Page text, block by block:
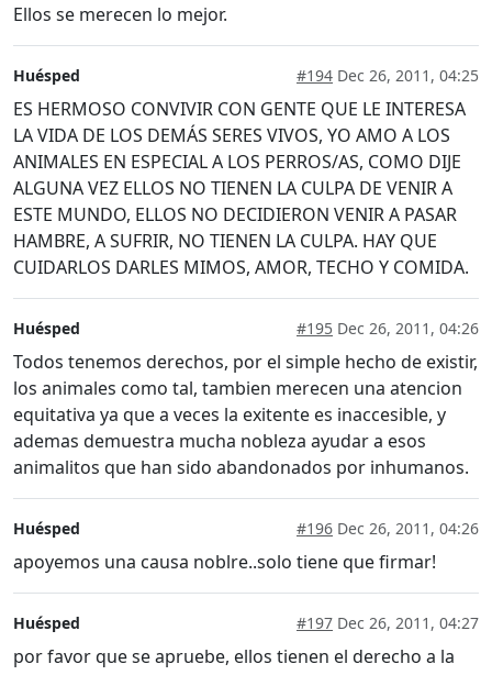
Ellos se merecen lo mejor.
Huésped #194 Dec 26, 2011, 04:25
ES HERMOSO CONVIVIR CON GENTE QUE LE INTERESA
LA VIDA DE LOS DEMÁS SERES VIVOS, YO AMO A LOS
ANIMALES EN ESPECIAL A LOS PERROS/AS, COMO DIJE
ALGUNA VEZ ELLOS NO TIENEN LA CULPA DE VENIR A
ESTE MUNDO, ELLOS NO DECIDIERON VENIR A PASAR
HAMBRE, A SUFRIR, NO TIENEN LA CULPA. HAY QUE
CUIDARLOS DARLES MIMOS, AMOR, TECHO Y COMIDA.
Huésped #195 Dec 26, 2011, 04:26
Todos tenemos derechos, por el simple hecho de existir,
los animales como tal, tambien merecen una atencion
equitativa ya que a veces la exitente es inaccesible, y
ademas demuestra mucha nobleza ayudar a esos
animalitos que han sido abandonados por inhumanos.
Huésped #196 Dec 26, 2011, 04:26
apoyemos una causa noblre..solo tiene que firmar!
Huésped #197 Dec 26, 2011, 04:27
por favor que se apruebe, ellos tienen el derecho a la